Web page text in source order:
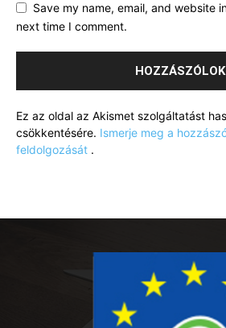
Save my name, email, and website
next time I comment.
Ez az oldal az Akismet szolgáltatást
csökkentésére. Ismerje meg a
feldolgozását .